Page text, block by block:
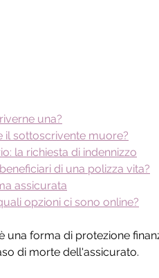
una?
il sottoscrivente muore?
la richiesta di indennizzo
di una polizza vita?
assicurata
opzioni ci sono online?
una forma di protezione
di morte dell'assicurato.